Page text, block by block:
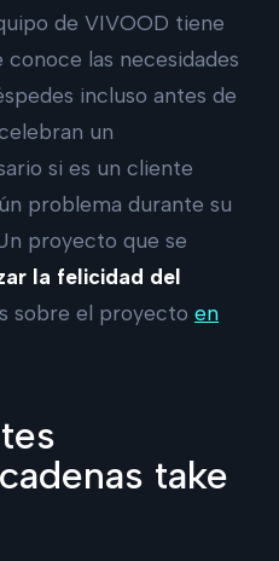
de VIVOOD tiene
las necesidades
incluso antes de
un
si es un cliente
problema durante su
proyecto que se
la felicidad del
sobre el proyecto en
take